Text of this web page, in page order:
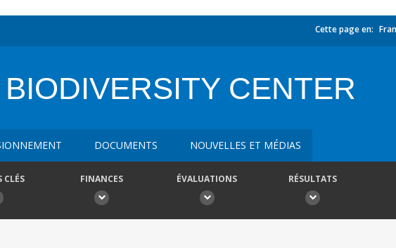
Cette page en:
CENTER
DOCUMENTS NOUVELLES ET MÉDIAS
CLÉS FINANCES ÉVALUATIONS RÉSULTATS